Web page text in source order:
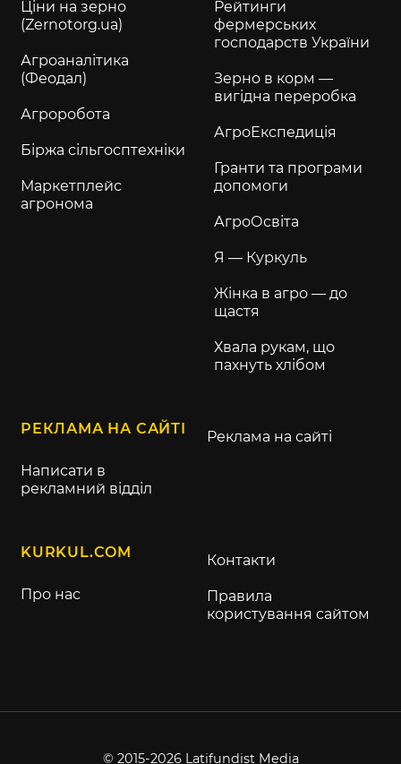
Ціни на зерно
(Zernotorg.ua)
Агроаналітика
(Феодал)
Агроробота
Біржа сільгосптехніки
Маркетплейс
агронома
Рейтинги
фермерських
господарств України
Зерно в корм —
вигідна переробка
АгроЕкспедиція
Гранти та програми
допомоги
АгроОсвіта
Я — Куркуль
Жінка в агро — до
щастя
Хвала рукам, що
пахнуть хлібом
РЕКЛАМА НА САЙТІ
Написати в
рекламний відділ
Реклама на сайті
KURKUL.COM
Про нас
Контакти
Правила
користування сайтом
© 2015-2026 Latifundist Media